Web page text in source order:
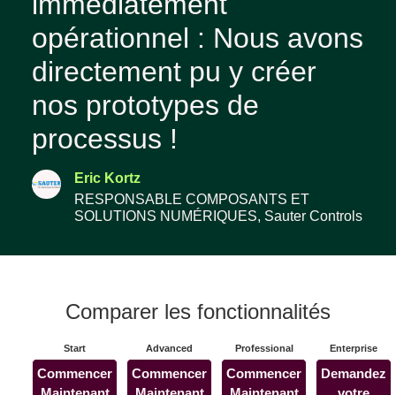
opérationnel : Nous avons
directement pu y créer
nos prototypes de
processus !
Eric Kortz
RESPONSABLE COMPOSANTS ET
SOLUTIONS NUMÉRIQUES, Sauter Controls
Comparer les fonctionnalités
Start
Commencer
Advanced
Commencer
Professional
Commencer
Enterprise
Demandez